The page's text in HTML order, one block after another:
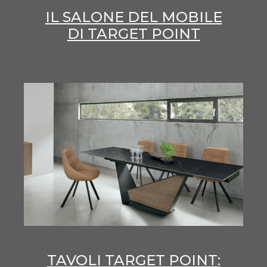
IL SALONE DEL MOBILE
DI TARGET POINT
TAVOLI TARGET POINT: